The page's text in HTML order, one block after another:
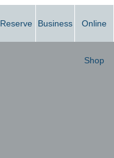
Reserve Business Online
Shop